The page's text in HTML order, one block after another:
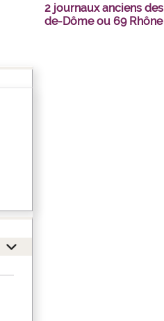
2 journaux anciens
de-Dôme ou 69